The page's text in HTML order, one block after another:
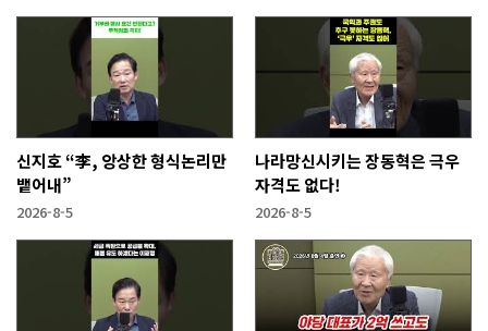
신지호 “李, 앙상한 형식논리만
뱉어내”
2026-8-5
나라망신시키는 장동혁은 극우
자격도 없다!
2026-8-5